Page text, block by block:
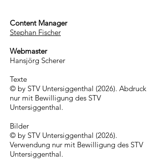
Content Manager
Stephan Fischer
Webmaster
Hansjörg Scherer
Texte
© by STV Untersiggenthal (2026). Abdruck
nur mit Bewilligung des STV
Untersiggenthal.
Bilder
© by STV Untersiggenthal (2026).
Verwendung nur mit Bewilligung des STV
Untersiggenthal.